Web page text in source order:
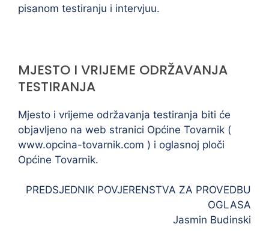
pisanom testiranju i intervjuu.
MJESTO I VRIJEME ODRŽAVANJA
TESTIRANJA
Mjesto i vrijeme održavanja testiranja biti će
objavljeno na web stranici Općine Tovarnik (
www.opcina-tovarnik.com ) i oglasnoj ploči
Općine Tovarnik.
PREDSJEDNIK POVJERENSTVA ZA PROVEDBU
OGLASA
Jasmin Budinski